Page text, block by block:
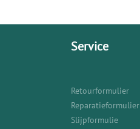
Service
Retourformulier
Reparatieformulier
Slijpformulie